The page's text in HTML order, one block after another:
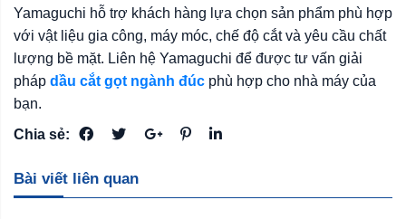
Yamaguchi hỗ trợ khách hàng lựa chọn sản phẩm phù hợp
với vật liệu gia công, máy móc, chế độ cắt và yêu cầu chất
lượng bề mặt. Liên hệ Yamaguchi để được tư vấn giải
pháp dầu cắt gọt ngành đúc phù hợp cho nhà máy của
bạn.
Chia sẻ:
Bài viết liên quan